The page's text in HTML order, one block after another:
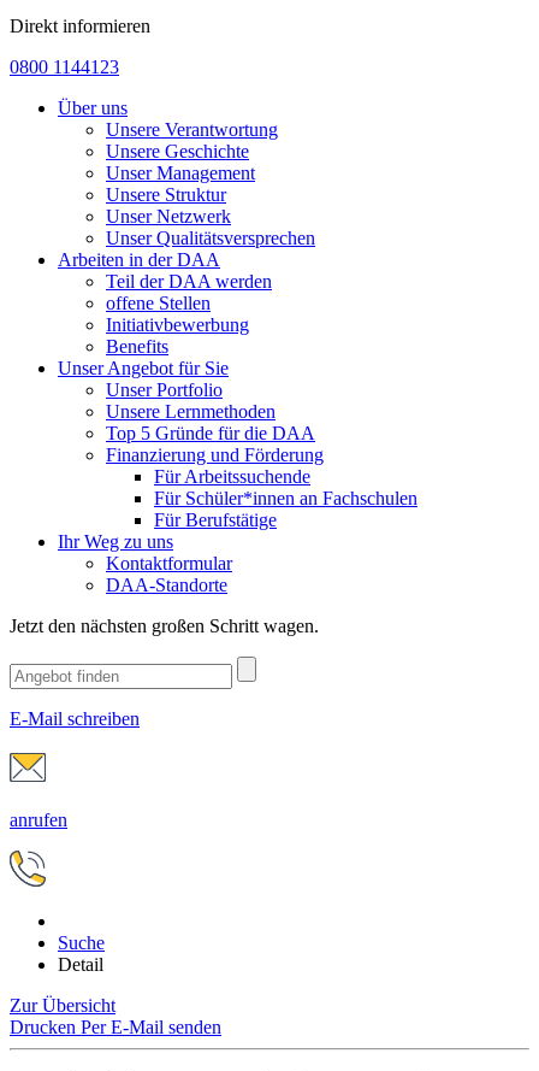
Direkt informieren
0800 1144123
Über uns
Unsere Verantwortung
Unsere Geschichte
Unser Management
Unsere Struktur
Unser Netzwerk
Unser Qualitätsversprechen
Arbeiten in der DAA
Teil der DAA werden
offene Stellen
Initiativbewerbung
Benefits
Unser Angebot für Sie
Unser Portfolio
Unsere Lernmethoden
Top 5 Gründe für die DAA
Finanzierung und Förderung
Für Arbeitssuchende
Für Schüler*innen an Fachschulen
Für Berufstätige
Ihr Weg zu uns
Kontaktformular
DAA-Standorte
Jetzt den nächsten großen Schritt wagen.
E-Mail schreiben
anrufen
Suche
Detail
Zur Übersicht
Drucken Per E-Mail senden